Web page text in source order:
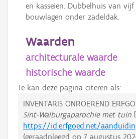
en kasseien. Dubbelhuis van
bouwlagen onder zadeldak.
Waarden
architecturale waarde
historische waarde
Je kan deze pagina citeren als:
INVENTARIS ONROEREND
Sint-Walburgaparochie met tuin
https://id.erfgoed.net/
(geraadpleegd op 7 augustus